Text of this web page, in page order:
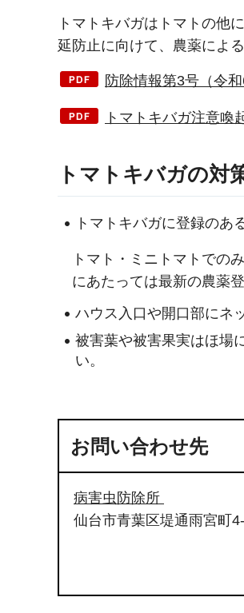
トマトキバガはトマトの他
延防止に向けて、農薬によ
防除情報第3号（令
トマトキバガ注意喚
トマトキバガの対
トマトキバガに登録のあ
トマト・ミニトマトでの
にあたっては最新の農薬
ハウス入口や開口部にネ
被害葉や被害果実はほ場
い。
お問い合わせ先
病害虫防除所
仙台市青葉区堤通雨宮町